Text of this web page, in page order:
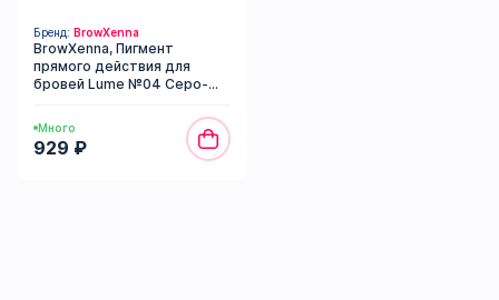
Бренд: BrowXenna
BrowXenna, Пигмент
прямого действия для
бровей Lume №04 Серо-
Много
929 ₽